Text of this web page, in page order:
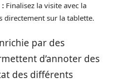
: Finalisez la visite avec la
directement sur la tablette.
par des
d’annoter des
des différents